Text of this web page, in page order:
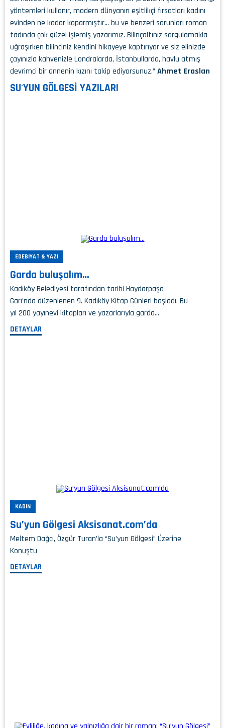
yöntemleri kullanır, modern dünyanın eşitlikçi fırsatları kadını
evinden ne kadar koparmıştır… bu ve benzeri sorunları roman
tadında çok güzel işlemiş yazarımız. Bilinçaltınız sorgulamakla
uğraşırken bilinciniz kendini hikayeye kaptırıyor ve siz elinizde
çayınızla kahvenizle Londralarda, İstanbullarda, havlu atmış
devrimci bir annenin kızını takip ediyorsunuz.” Ahmet Eraslan
SU'YUN GÖLGESİ YAZILARI
EDEBIYAT & YAZI
Garda buluşalım…
Kadıköy Belediyesi tarafından tarihi Haydarpaşa
Garı’nda düzenlenen 9. Kadıköy Kitap Günleri başladı. Bu
yıl 200 yayınevi kitapları ve yazarlarıyla garda…
DETAYLAR
KADIN
Su’yun Gölgesi Aksisanat.com’da
Meltem Dağcı, Özgür Turan’la “Su’yun Gölgesi” Üzerine
Konuştu
DETAYLAR